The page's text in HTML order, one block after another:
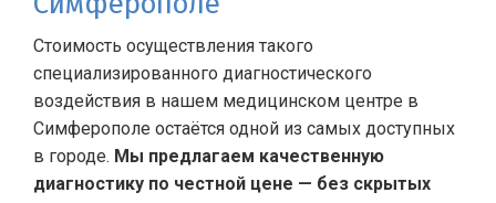
Стоимость осуществления такого
специализированного диагностического
воздействия в нашем медицинском центре в
Симферополе остаётся одной из самых доступных
в городе. Мы предлагаем качественную
диагностику по честной цене — без скрытых